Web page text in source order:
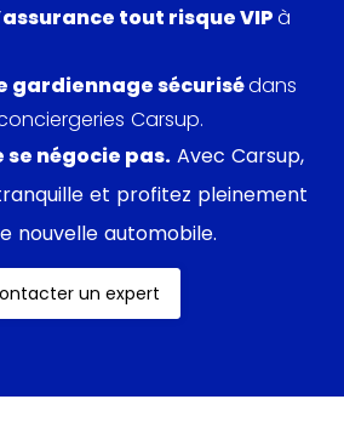
tout risque VIPà
gardiennage sécurisédans
Carsup.
se négocie pas.Avec Carsup,
et profitez pleinement
nouvelle automobile.
un expert